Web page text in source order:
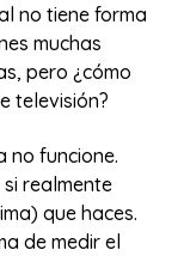
no tiene forma
muchas
pero ¿cómo
televisión?
no funcione.
realmente
que haces.
de medir el